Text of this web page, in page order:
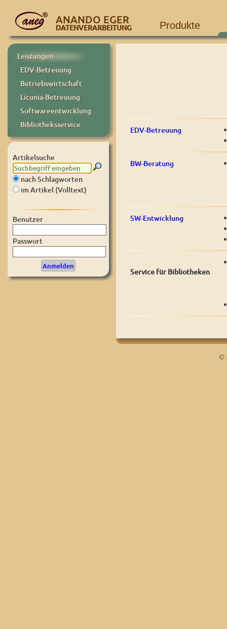
ANANDO EGER
DATENVERARBEITUNG Produkte
Leistungen
EDV-Betreuung
Betriebswirtschaft
Licunia-Betreuung
Softwareentwicklung
Bibliotheksservice
Artikelsuche
nach Schlagworten
im Artikel (Volltext)
Benutzer
Passwort
EDV-Betreuung
BW-Beratung
SW-Entwicklung
Service für Bibliotheken
©